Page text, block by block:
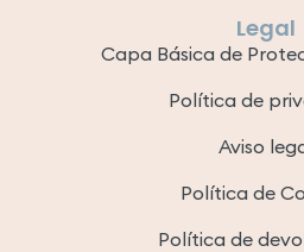
Legal
Capa Básica de
Política de
Aviso
Política de
Política de